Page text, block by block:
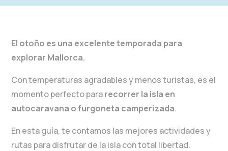
El otoño es una excelente temporada para
explorar Mallorca.
Con temperaturas agradables y menos turistas, es el
momento perfecto pararecorrer la isla en
autocaravana o furgoneta camperizada.
En esta guía, te contamos las mejores actividades y
rutas para disfrutar de la isla con total libertad.